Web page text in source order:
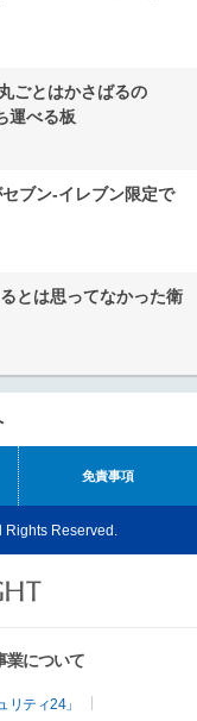
ごとはかさばるの
運べる板
ブン‐イレブン限定で
とは思ってなかった衛
免責事項
Reserved.
業について
ティ24」